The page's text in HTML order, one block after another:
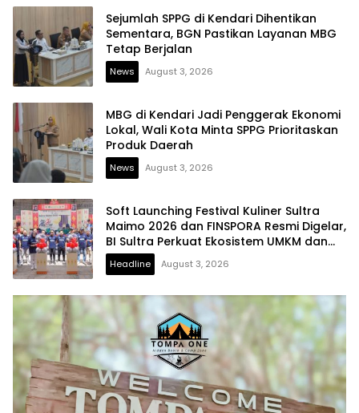
Sejumlah SPPG di Kendari Dihentikan
Sementara, BGN Pastikan Layanan MBG
Tetap Berjalan
News August 3, 2026
MBG di Kendari Jadi Penggerak Ekonomi
Lokal, Wali Kota Minta SPPG Prioritaskan
Produk Daerah
News August 3, 2026
Soft Launching Festival Kuliner Sultra
Maimo 2026 dan FINSPORA Resmi Digelar,
BI Sultra Perkuat Ekosistem UMKM dan
Digitalisasi Ekonomi
Headline August 3, 2026